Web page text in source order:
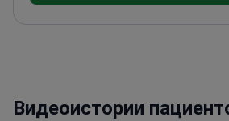
Клинике пластической
эстетических результатах с
Видеоистории